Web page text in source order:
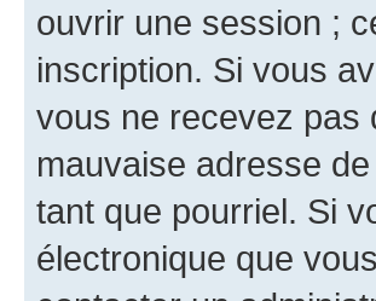
ouvrir une session ;
inscription. Si vous
vous ne recevez pas
mauvaise adresse
tant que pourriel. Si
électronique que